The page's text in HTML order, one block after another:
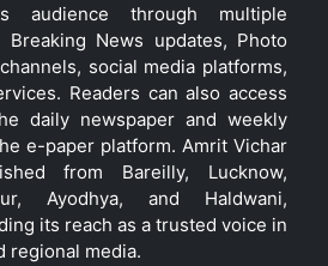
audience through multiple
Breaking News updates, Photo
social media platforms,
Readers can also access
daily newspaper and weekly
e-paper platform. Amrit Vichar
from Bareilly, Lucknow,
Ayodhya, and Haldwani,
its reach as a trusted voice in
regional media.